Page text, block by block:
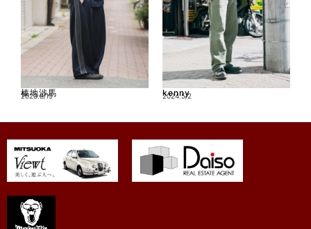
榛地渉馬
2023.8/19 kenny
2024.5/2